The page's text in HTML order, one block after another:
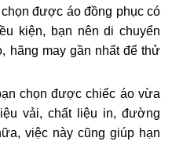
được áo đồng phục có
kiện, bạn nên di chuyển
hãng may gần nhất để thử
chọn được chiếc áo vừa
vải, chất liệu in, đường
việc này cũng giúp hạn